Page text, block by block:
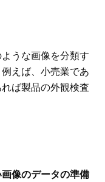
うな画像を分類す
えば、小売業であ
ば製品の外観検査
像のデータの準備